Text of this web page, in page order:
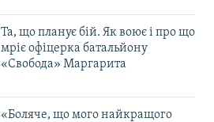
Та, що планує бій. Як воює і про що
мріє офіцерка батальйону
«Свобода» Маргарита
«Боляче, що мого найкращого